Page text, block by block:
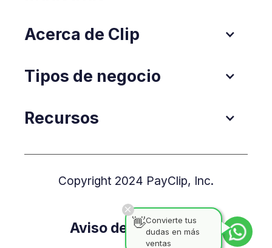
Acerca de Clip
Tipos de negocio
Recursos
Copyright 2024 PayClip, Inc.
Aviso de Privacidad
👋Convierte tus
dudas en más
ventas